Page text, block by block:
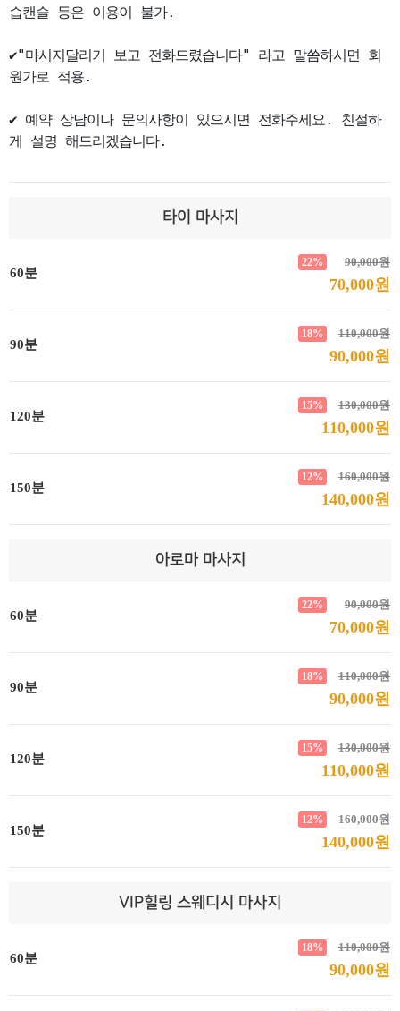
습캔슬 등은 이용이 불가.
✔"마시지달리기 보고 전화드렸습니다" 라고 말씀하시면 회
원가로 적용.
✔ 예약 상담이나 문의사항이 있으시면 전화주세요. 친절하
게 설명 해드리겠습니다.
타이 마사지
60분
90,000원
22%
70,000원
90분
110,000원
18%
90,000원
120분
130,000원
15%
110,000원
150분
160,000원
12%
140,000원
아로마 마사지
60분
90,000원
22%
70,000원
90분
110,000원
18%
90,000원
120분
130,000원
15%
110,000원
150분
160,000원
12%
140,000원
VIP힐링 스웨디시 마사지
60분
110,000원
18%
90,000원